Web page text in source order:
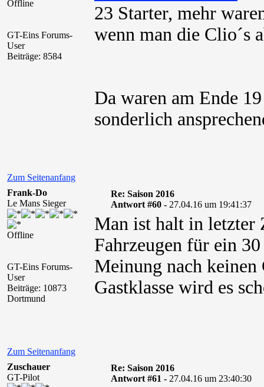
Offline
GT-Eins Forums-
User
Beiträge: 8584
23 Starter, mehr
wenn man die Clio´s
Da waren am Ende
sonderlich
Zum Seitenanfang
Frank-Do
Le Mans Sieger
Offline
GT-Eins Forums-
User
Beiträge: 10873
Dortmund
Re: Saison 2016
Antwort #60 - 27.04.16 um 19:41:37
Man ist halt in letzter
Fahrzeugen für ein
Meinung nach
Gastklasse wird es
Zum Seitenanfang
Zuschauer
GT-Pilot
Re: Saison 2016
Antwort #61 - 27.04.16 um 23:40:30